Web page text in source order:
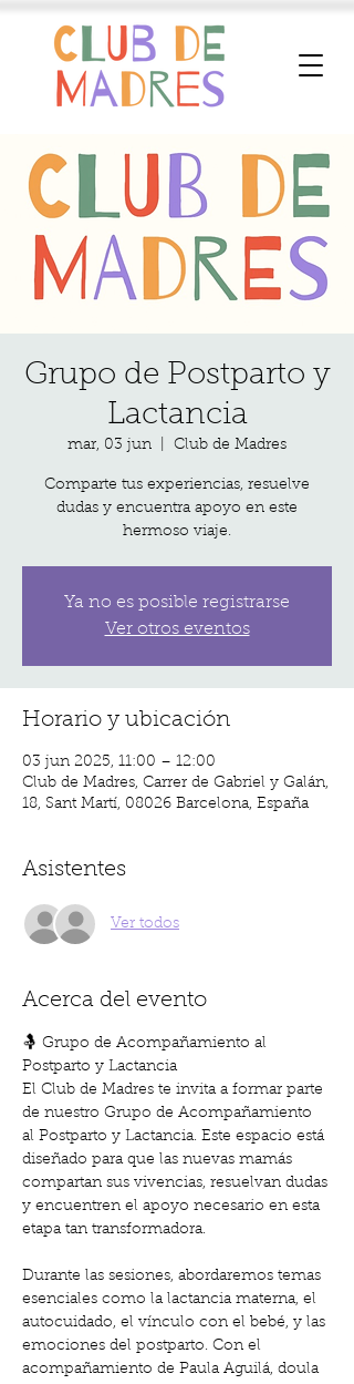
Grupo de Postparto y
Lactancia
mar, 03 jun Club de Madres
Comparte tus experiencias, resuelve
dudas y encuentra apoyo en este
hermoso viaje.
Ya no es posible registrarse
Ver otros eventos
Horario y ubicación
03 jun 2025, 11:00 – 12:00
Club de Madres, Carrer de Gabriel y Galán,
18, Sant Martí, 08026 Barcelona, España
Asistentes
Ver todos
Acerca del evento
🤱 Grupo de Acompañamiento al
Postparto y Lactancia
El Club de Madres te invita a formar parte
de nuestro Grupo de Acompañamiento
al Postparto y Lactancia. Este espacio está
diseñado para que las nuevas mamás
compartan sus vivencias, resuelvan dudas
y encuentren el apoyo necesario en esta
etapa tan transformadora.
Durante las sesiones, abordaremos temas
esenciales como la lactancia materna, el
autocuidado, el vínculo con el bebé, y las
emociones del postparto. Con el
acompañamiento de Paula Aguilá, doula